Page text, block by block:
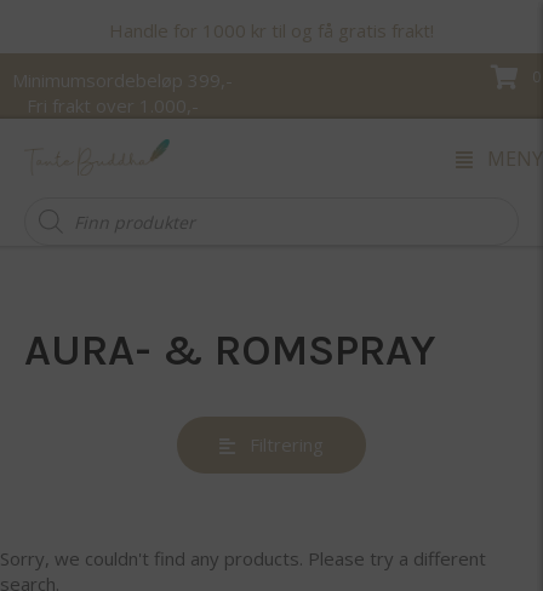
Handle for 1000 kr til og få gratis frakt!
Minimumsordebeløp 399,-
Fri frakt over 1.000,-
MENY
Products
search
AURA- & ROMSPRAY
Filtrering
Sorry, we couldn't find any products. Please try a different
search.